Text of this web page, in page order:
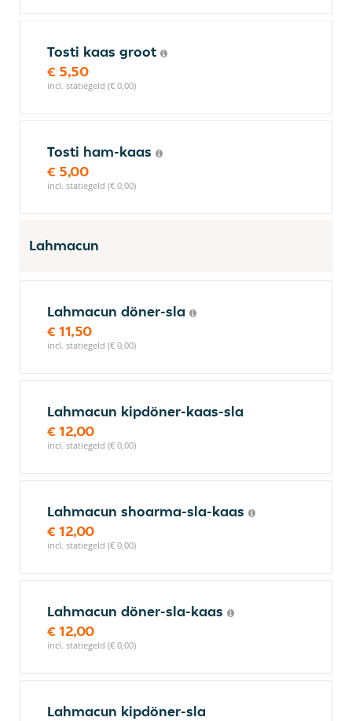
Tosti kaas groot
€ 5,50
incl. statiegeld (€ 0,00)
Tosti ham-kaas
€ 5,00
incl. statiegeld (€ 0,00)
Lahmacun
Lahmacun döner-sla
€ 11,50
incl. statiegeld (€ 0,00)
Lahmacun kipdöner-kaas-sla
€ 12,00
incl. statiegeld (€ 0,00)
Lahmacun shoarma-sla-kaas
€ 12,00
incl. statiegeld (€ 0,00)
Lahmacun döner-sla-kaas
€ 12,00
incl. statiegeld (€ 0,00)
Lahmacun kipdöner-sla